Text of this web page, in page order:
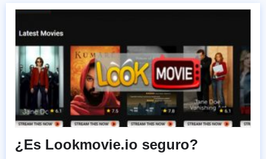
¿Es Lookmovie.io seguro?